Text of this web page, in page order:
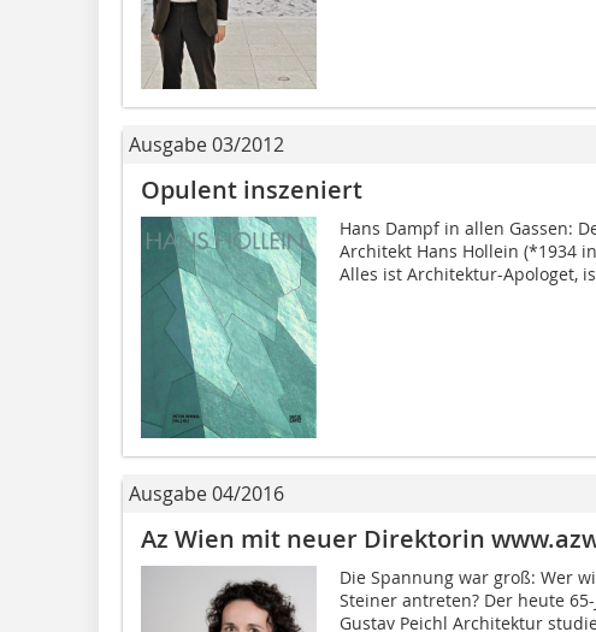
Ausgabe 03/2012
Opulent inszeniert
Hans Dampf in allen Gassen:
Architekt Hans Hollein (*1934
Alles ist Architektur-
Ausgabe 04/2016
Az Wien mit neuer Direktorin
Die Spannung war groß: Wer
Steiner antreten? Der heute
Gustav Peichl Architektur